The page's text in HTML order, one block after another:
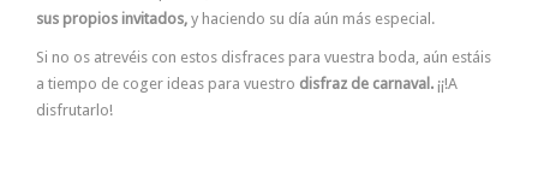
sus propios invitados, y haciendo su día aún más especial.
Si no os atrevéis con estos disfraces para vuestra boda, aún estáis
a tiempo de coger ideas para vuestro disfraz de carnaval. ¡¡!A
disfrutarlo!